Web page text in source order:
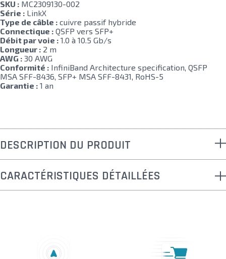
SKU : MC2309130-002
Série : LinkX
Type de câble : cuivre passif hybride
Connectique : QSFP vers SFP+
Débit par voie : 1.0 à 10.5 Gb/s
Longueur : 2 m
AWG : 30 AWG
Conformité : InfiniBand Architecture specification, QSFP
MSA SFF-8436, SFP+ MSA SFF-8431, RoHS-5
Garantie : 1 an
DESCRIPTION DU PRODUIT
CARACTÉRISTIQUES DÉTAILLÉES